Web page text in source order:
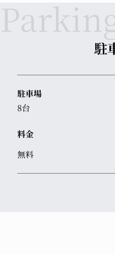
駐
駐車場
8台
料金
無料